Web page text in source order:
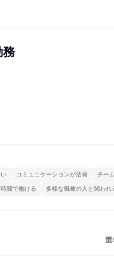
務
コミュニケーションが活発 チー
間で働ける 多様な職種の人と関われ
選